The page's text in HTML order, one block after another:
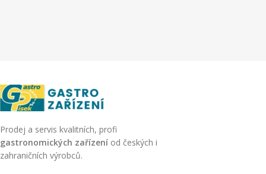
Prodej a servis kvalitních, profi
gastronomických zařízení od českých i
zahraničních výrobců.